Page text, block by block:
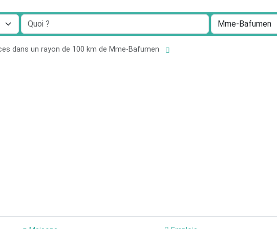
dans un rayon de 100 km de Mme-Bafumen